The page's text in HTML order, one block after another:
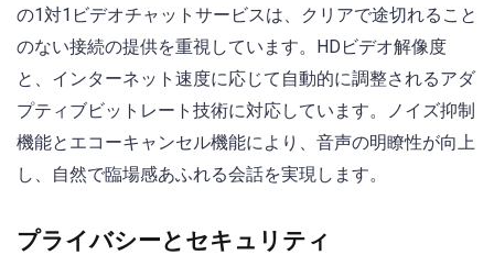
の1対1ビデオチャットサービスは、クリアで途切れること
のない接続の提供を重視しています。HDビデオ解像度
と、インターネット速度に応じて自動的に調整されるアダ
プティブビットレート技術に対応しています。ノイズ抑制
機能とエコーキャンセル機能により、音声の明瞭性が向上
し、自然で臨場感あふれる会話を実現します。
プライバシーとセキュリティ